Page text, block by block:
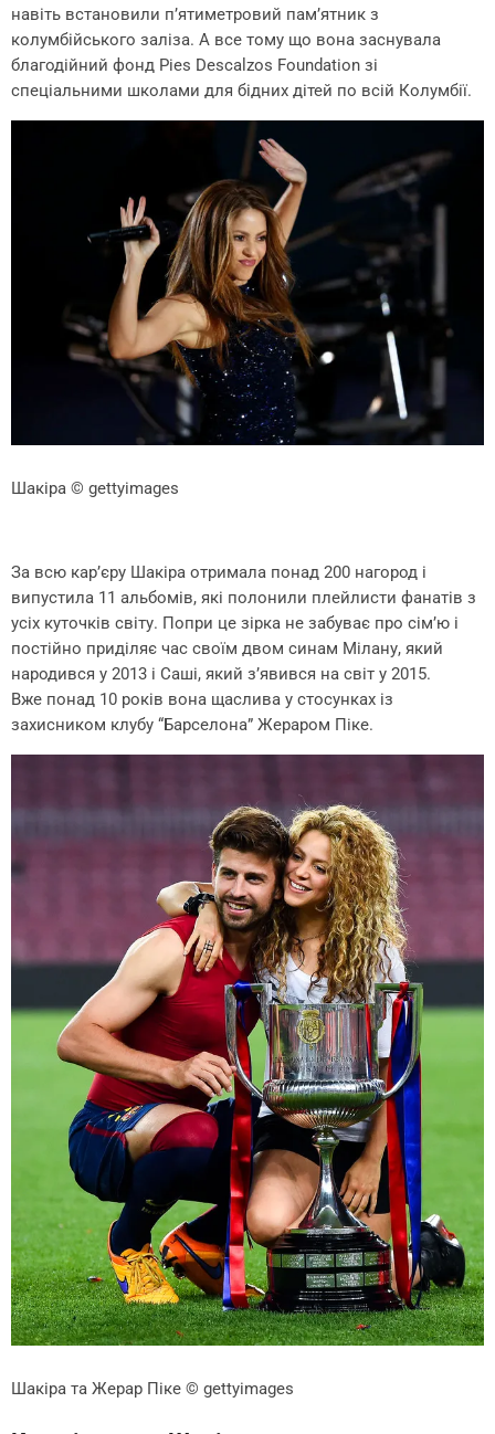
навіть встановили п’ятиметровий пам’ятник з
колумбійського заліза. А все тому що вона заснувала
благодійний фонд Pies Descalzos Foundation зі
спеціальними школами для бідних дітей по всій Колумбії.
Шакіра © gettyimages
За всю кар’єру Шакіра отримала понад 200 нагород і
випустила 11 альбомів, які полонили плейлисти фанатів з
усіх куточків світу. Попри це зірка не забуває про сім’ю і
постійно приділяє час своїм двом синам Мілану, який
народився у 2013 і Саші, який з’явився на світ у 2015.
Вже понад 10 років вона щаслива у стосунках із
захисником клубу “Барселона” Жераром Піке.
Шакіра та Жерар Піке © gettyimages